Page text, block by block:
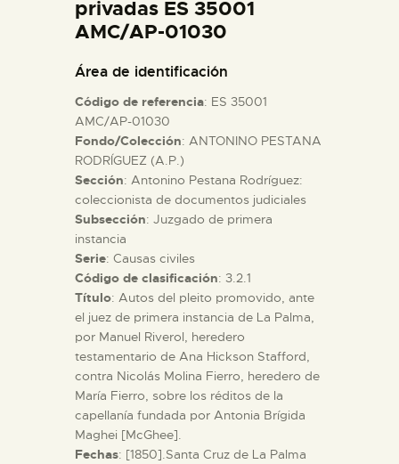
ACTIVIDADES
█
EL MUSEO
COLECCIONES
DIDÁCTICA
ESPAÑOL
privadas ES 35001
AMC/AP-01030
Área de identificación
Código de referencia: ES 35001
AMC/AP-01030
Fondo/Colección: ANTONINO PESTANA
RODRÍGUEZ (A.P.)
Sección: Antonino Pestana Rodríguez:
coleccionista de documentos judiciales
Subsección: Juzgado de primera
instancia
Serie: Causas civiles
Código de clasificación: 3.2.1
Título: Autos del pleito promovido, ante
el juez de primera instancia de La Palma,
por Manuel Riverol, heredero
testamentario de Ana Hickson Stafford,
contra Nicolás Molina Fierro, heredero de
María Fierro, sobre los réditos de la
capellanía fundada por Antonia Brígida
Maghei [McGhee].
Fechas: [1850].Santa Cruz de La Palma